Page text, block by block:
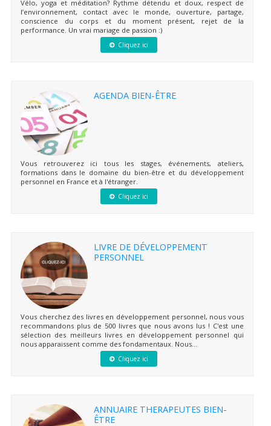
Vélo, yoga et méditation? Rythme détendu et doux, respect de
l’environnement, contact avec le monde, ouverture, partage,
conscience du corps et du moment présent, rejet de la
performance. Un vrai mariage de passion :)
Cliquez ici
AGENDA BIEN-ÊTRE
Vous retrouverez ici tous les stages, événements, ateliers,
formations dans le domaine du bien-être et du développement
personnel en France et à l'étranger.
Cliquez ici
LIVRE DE DÉVELOPPEMENT
PERSONNEL
Vous cherchez des livres en développement personnel, nous vous
recommandons plus de 500 livres que nous avons lus ! C'est une
sélection des meilleurs livres en développement personnel qui
nous apparaissent comme des fondamentaux. Nous...
Cliquez ici
ANNUAIRE THERAPEUTES BIEN-
ÊTRE